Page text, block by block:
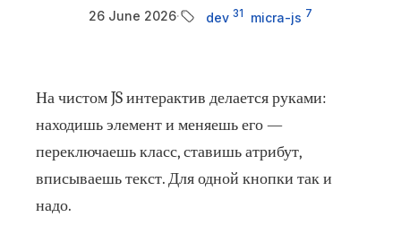
26 June 2026· dev 31 micra-js 7
На чистом JS интерактив делается руками:
находишь элемент и меняешь его —
переключаешь класс, ставишь атрибут,
вписываешь текст. Для одной кнопки так и
надо.